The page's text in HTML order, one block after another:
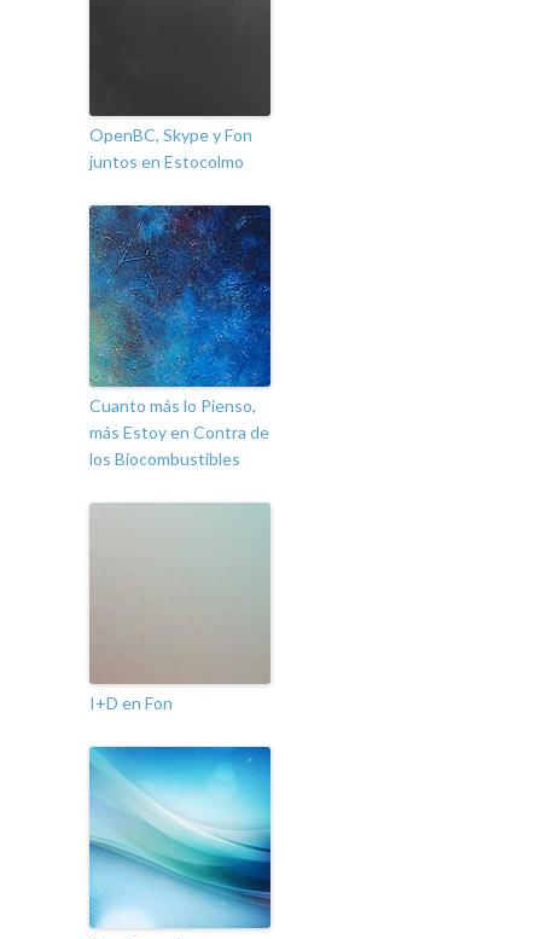
OpenBC, Skype y Fon
juntos en Estocolmo
Cuanto más lo Pienso,
más Estoy en Contra de
los Biocombustibles
I+D en Fon